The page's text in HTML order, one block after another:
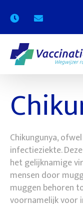
Chikungunya,
infectieziekte.
het gelijknamige
mensen door
muggen behoren
voornamelijk voor
Infectieziekten
Overige ziektes
Bestemmingen A-Z
Baby’s
Kinderen
Ouderen
Zwangere vrouwen
Vergoedingen